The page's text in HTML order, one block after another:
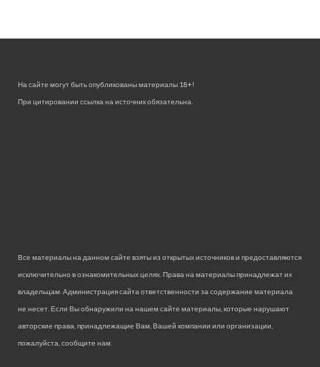
На сайте могут быть опубликованы материалы 18+!
При цитировании ссылка на источник обязательна.
Все материалы на данном сайте взяты из открытых источников и предоставляются
исключительно в ознакомительных целях. Права на материалы принадлежат их
владельцам. Администрация сайта ответственности за содержание материала
не несет. Если Вы обнаружили на нашем сайте материалы, которые нарушают
авторские права, принадлежащие Вам, Вашей компании или организации,
пожалуйста, сообщите нам.